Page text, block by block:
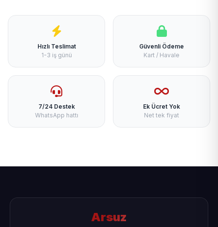
Hızlı Teslimat
1-3 iş günü
Güvenli Ödeme
Kart / Havale
7/24 Destek
WhatsApp hattı
Ek Ücret Yok
Net tek fiyat
Arsuz